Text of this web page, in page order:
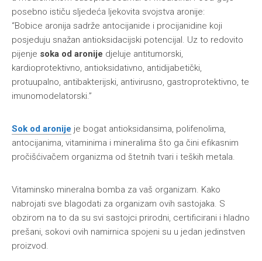
posebno ističu sljedeća ljekovita svojstva aronije:
“Bobice aronija sadrže antocijanide i procijanidine koji
posjeduju snažan antioksidacijski potencijal. Uz to redovito
pijenje soka od aronije djeluje antitumorski,
kardioprotektivno, antioksidativno, antidijabetički,
protuupalno, antibakterijski, antivirusno, gastroprotektivno, te
imunomodelatorski.”
Sok od aronije je bogat antioksidansima, polifenolima,
antocijanima, vitaminima i mineralima što ga čini efikasnim
pročišćivačem organizma od štetnih tvari i teških metala.
Vitaminsko mineralna bomba za vaš organizam. Kako
nabrojati sve blagodati za organizam ovih sastojaka. S
obzirom na to da su svi sastojci prirodni, certificirani i hladno
prešani, sokovi ovih namirnica spojeni su u jedan jedinstven
proizvod.